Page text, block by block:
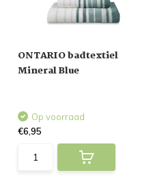
ONTARIO badtextiel
Mineral Blue
Op voorraad
€6,95